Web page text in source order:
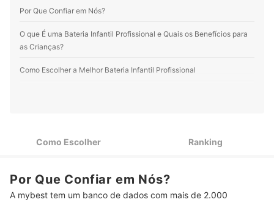
Por Que Confiar em Nós?
O que É uma Bateria Infantil Profissional e Quais os Benefícios para
as Crianças?
Como Escolher a Melhor Bateria Infantil Profissional
Se Quer uma Bateria Infantil Profissional Completa, Considere
4 Som, Avalie o Material
Como Escolher Ranking
Por Que Confiar em Nós?
A mybest tem um banco de dados com mais de 2.000